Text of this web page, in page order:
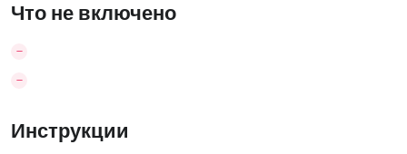
Что не включено
Инструкции